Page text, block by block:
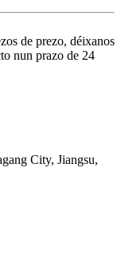
de prezo, déixanos
nun prazo de 24
City, Jiangsu,